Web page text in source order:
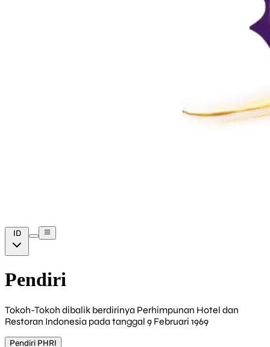
ID
Pendiri
Tokoh-Tokoh dibalik berdirinya Perhimpunan Hotel dan
Restoran Indonesia pada tanggal 9 Februari 1969
Pendiri PHRI